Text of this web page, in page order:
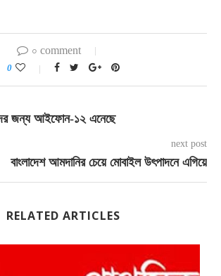
০ comment
0
জন্য আইফোন-১২ এনেছে
next post
বাংলাদেশ আমদানির চেয়ে মোবাইল উৎপাদনে এগিয়ে
RELATED ARTICLES